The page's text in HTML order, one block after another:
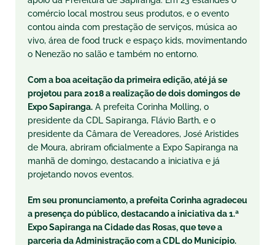
comércio local mostrou seus produtos, e o evento
contou ainda com prestação de serviços, música ao
vivo, área de food truck e espaço kids, movimentando
o Nenezão no salão e também no entorno.
Com a boa aceitação da primeira edição, até já se
projetou para 2018 a realização de dois domingos de
Expo Sapiranga. A prefeita Corinha Molling, o
presidente da CDL Sapiranga, Flávio Barth, e o
presidente da Câmara de Vereadores, José Aristides
de Moura, abriram oficialmente a Expo Sapiranga na
manhã de domingo, destacando a iniciativa e já
projetando novos eventos.
Em seu pronunciamento, a prefeita Corinha agradeceu
a presença do público, destacando a iniciativa da 1.ª
Expo Sapiranga na Cidade das Rosas, que teve a
parceria da Administração com a CDL do Município.